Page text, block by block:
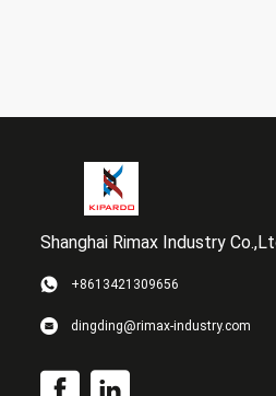
Shanghai Rimax Industry
+8613421309656
dingding@rimax-industry.com